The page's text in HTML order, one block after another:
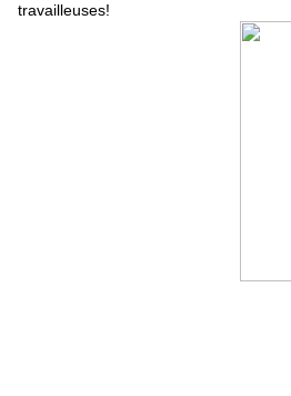
travailleuses!